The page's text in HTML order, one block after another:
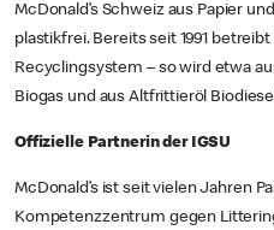
McDonald’s Schweiz aus Papier
plastikfrei. Bereits seit 1991 betreibt
Recyclingsystem – so wird etwa
Biogas und aus Altfrittieröl
Offizielle Partnerin der IGSU
McDonald’s ist seit vielen Jahren
Kompetenzzentrum gegen